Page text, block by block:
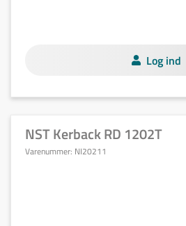
Log ind
NST Kerback RD 1202T
Varenummer: NI20211